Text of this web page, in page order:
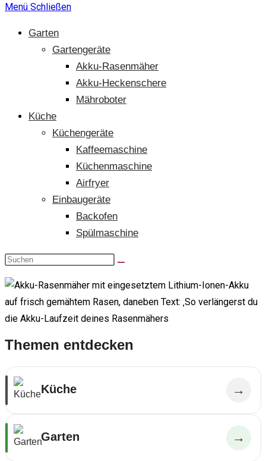
Menü Schließen
Garten
Gartengeräte
Akku-Rasenmäher
Akku-Heckenschere
Mähroboter
Küche
Küchengeräte
Kaffeemaschine
Küchenmaschine
Airfryer
Einbaugeräte
Backofen
Spülmaschine
Themen entdecken
Küche →
Garten →